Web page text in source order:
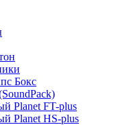
Бокс
Planet FT-plus
Planet HS-plus